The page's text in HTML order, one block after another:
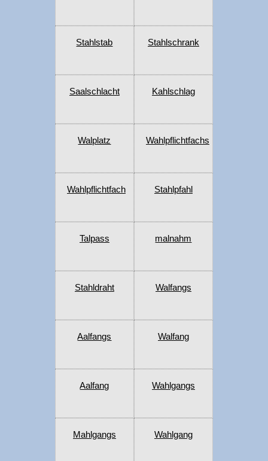
Stahlstab Stahlschrank
Saalschlacht Kahlschlag
Walplatz Wahlpflichtfachs
Wahlpflichtfach Stahlpfahl
Talpass malnahm
Stahldraht Walfangs
Aalfangs Walfang
Aalfang Wahlgangs
Mahlgangs Wahlgang